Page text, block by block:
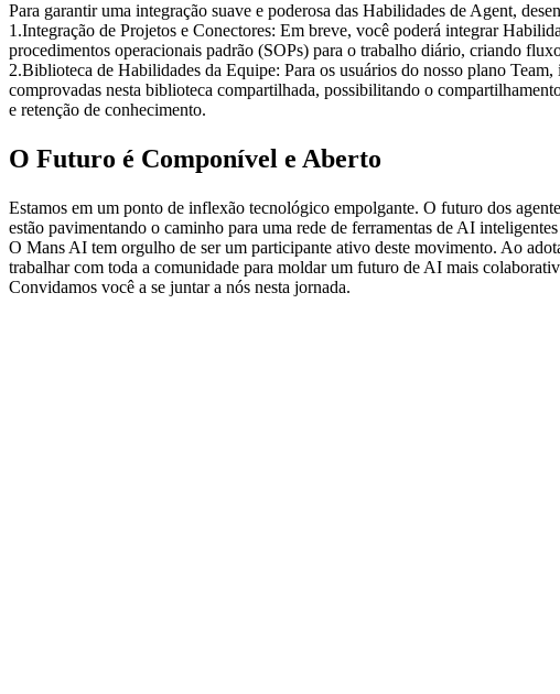
Para garantir uma integração suave e poderosa das Habilidades de Agent,
1 .Integração de Projetos e Conectores: Em breve, você poderá integrar
procedimentos operacionais padrão (SOPs) para o trabalho diário, criando
2.Biblioteca de Habilidades da Equipe: Para os usuários do nosso plano
comprovadas nesta biblioteca compartilhada, possibilitando o
e retenção de conhecimento.
O Futuro é Componível e Aberto
Estamos em um ponto de inflexão tecnológico empolgante. O futuro dos
estão pavimentando o caminho para uma rede de ferramentas de AI
O Mans AI tem orgulho de ser um participante ativo deste movimento. Ao
trabalhar com toda a comunidade para moldar um futuro de AI mais
Convidamos você a se juntar a nós nesta jornada.